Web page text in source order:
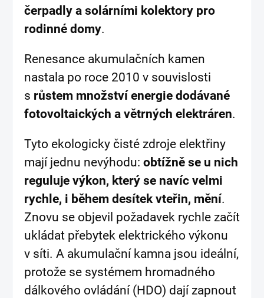
čerpadly a solárními kolektory pro
rodinné domy.
Renesance akumulačních kamen
nastala po roce 2010 v souvislosti
s růstem množství energie dodávané
fotovoltaických a větrných elektráren.
Tyto ekologicky čisté zdroje elektřiny
mají jednu nevýhodu: obtížně se u nich
reguluje výkon, který se navíc velmi
rychle, i během desítek vteřin, mění.
Znovu se objevil požadavek rychle začít
ukládat přebytek elektrického výkonu
v síti. A akumulační kamna jsou ideální,
protože se systémem hromadného
dálkového ovládání (HDO) dají zapnout